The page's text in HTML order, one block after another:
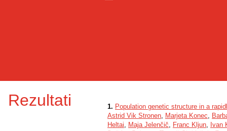
Rezultati 1. Population genetic structure in a
Astrid Vik Stronen, Marjeta Konec,
Heltai, Maja Jelenčič, Franc Kljun, Ivan